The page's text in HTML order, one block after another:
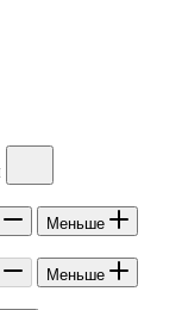
Меньше
Меньше